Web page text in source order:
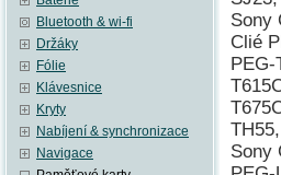
Bluetooth & wi-fi
Držáky
Fólie
Klávesnice
Kryty
Nabíjení & synchronizace
Navigace
Sony
Clié
PEG-
Sony